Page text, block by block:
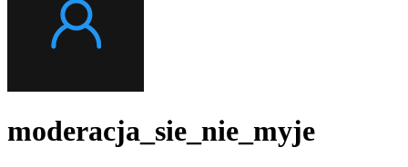
moderacja_sie_nie_myje